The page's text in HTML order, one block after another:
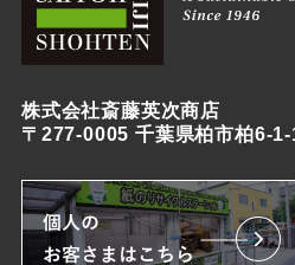
株式会社斎藤英次商店
〒277-0005 千葉県柏市柏6-